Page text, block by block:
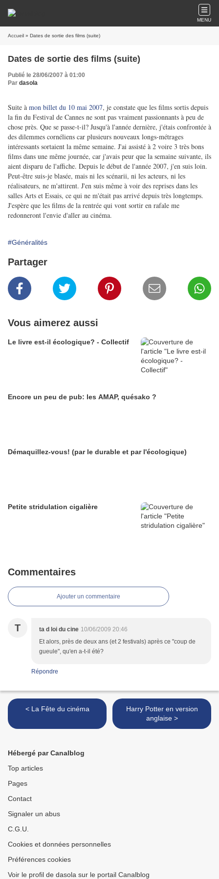
MENU
Accueil » Dates de sortie des films (suite)
Dates de sortie des films (suite)
Publié le 28/06/2007 à 01:00
Par dasola
Suite à mon billet du 10 mai 2007, je constate que les films sortis depuis
la fin du Festival de Cannes ne sont pas vraiment passionnants à peu de
chose près. Que se passe-t-il? Jusqu'à l'année dernière, j'étais confrontée à
des dilemmes cornéliens car plusieurs nouveaux longs-métrages
intéressants sortaient la même semaine. J'ai assisté à 2 voire 3 très bons
films dans une même journée, car j'avais peur que la semaine suivante, ils
aient disparu de l'affiche. Depuis le début de l'année 2007, j'en suis loin.
Peut-être suis-je blasée, mais ni les scénarii, ni les acteurs, ni les
réalisateurs, ne m'attirent. J'en suis même à voir des reprises dans les
salles Arts et Essais, ce qui ne m'était pas arrivé depuis très longtemps.
J'espère que les films de la rentrée qui vont sortir en rafale me
redonneront l'envie d'aller au cinéma.
#Généralités
Partager
Vous aimerez aussi
Le livre est-il écologique? - Collectif
Encore un peu de pub: les AMAP, quésako ?
Démaquillez-vous! (par le durable et par l'écologique)
Petite stridulation cigalière
Commentaires
Ajouter un commentaire
T ta d loi du cine 10/06/2009 20:46
Et alors, près de deux ans (et 2 festivals) après ce "coup de
gueule", qu'en a-t-il été?
Répondre
< La Fête du cinéma
Harry Potter en version
anglaise >
Hébergé par Canalblog
Top articles
Pages
Contact
Signaler un abus
C.G.U.
Cookies et données personnelles
Préférences cookies
Voir le profil de dasola sur le portail Canalblog